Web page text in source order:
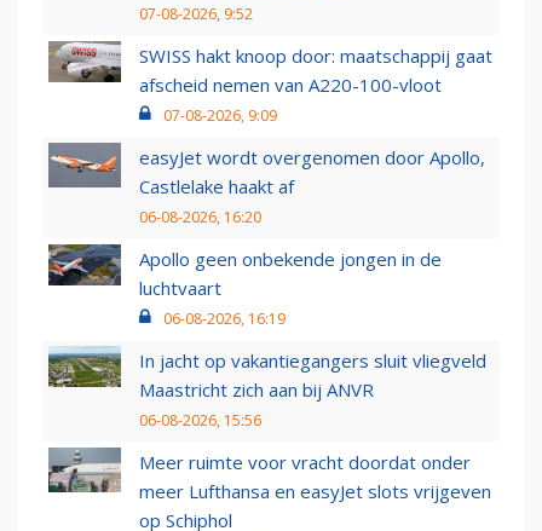
07-08-2026, 9:52
SWISS hakt knoop door: maatschappij gaat
afscheid nemen van A220-100-vloot
07-08-2026, 9:09
easyJet wordt overgenomen door Apollo,
Castlelake haakt af
06-08-2026, 16:20
Apollo geen onbekende jongen in de
luchtvaart
06-08-2026, 16:19
In jacht op vakantiegangers sluit vliegveld
Maastricht zich aan bij ANVR
06-08-2026, 15:56
Meer ruimte voor vracht doordat onder
meer Lufthansa en easyJet slots vrijgeven
op Schiphol